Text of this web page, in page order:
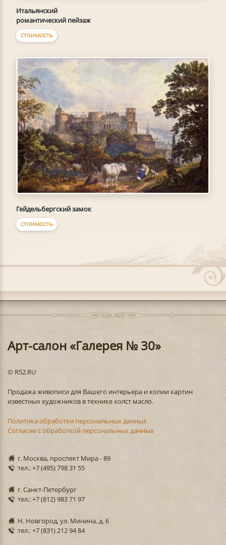
Итальянский
романтический пейзаж
СТОИМОСТЬ
Гейдельбергский замок
СТОИМОСТЬ
Арт-салон «Галерея № 30»
© R52.RU
Продажа живописи для Вашего интерьера и копии картин
известных художников в технике холст масло.
Политика обработки персональных данных
Согласие с обработкой персональных данных
г. Москва, проспект Мира - 89
тел.: +7 (495) 798 31 55
г. Санкт-Петербург
тел.: +7 (812) 983 71 97
Н. Новгород, ул. Минина, д. 6
тел.: +7 (831) 212 94 84